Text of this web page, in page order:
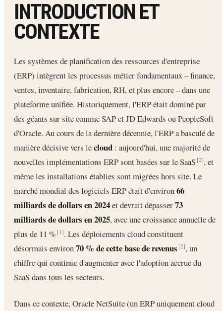
INTRODUCTION ET
CONTEXTE
Les systèmes de planification des ressources d'entreprise
(ERP) intègrent les processus métier fondamentaux – finance,
ventes, inventaire, fabrication, RH, et plus encore – dans une
plateforme unifiée. Historiquement, l'ERP était dominé par
des géants sur site comme SAP et JD Edwards ou PeopleSoft
d'Oracle. Au cours de la dernière décennie, l'ERP a basculé de
manière décisive vers lecloud : aujourd'hui, une majorité de
nouvelles implémentations ERP sont basées sur le SaaS[2], et
même les installations établies sont migrées hors site. Le
marché mondial des logiciels ERP était d'environ66
milliards de dollars en 2024et devrait dépasser73
milliards de dollars en 2025, avec une croissance annuelle de
plus de 11 %[1]. Les déploiements cloud constituent
désormais environ70 % de cette base de revenus [2], un
chiffre qui continue d'augmenter avec l'adoption accrue du
SaaS dans tous les secteurs.
Dans ce contexte, Oracle NetSuite (un ERP uniquement cloud